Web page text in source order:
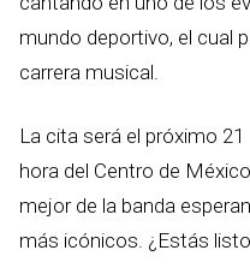
mundo deportivo, el cual
carrera musical.
La cita será el próximo
hora del Centro de
mejor de la banda
más icónicos. ¿Estás